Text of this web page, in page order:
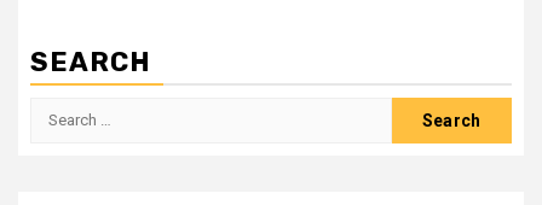
SEARCH
Search